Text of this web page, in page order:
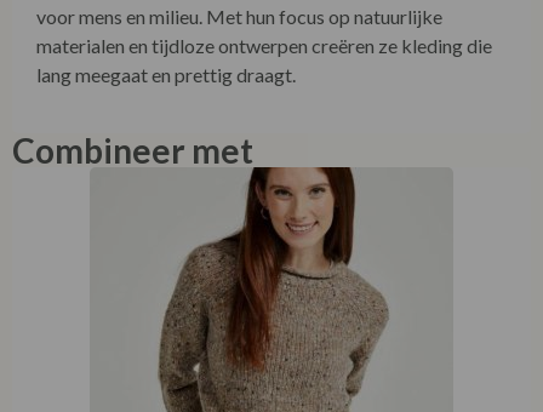
voor mens en milieu. Met hun focus op natuurlijke
materialen en tijdloze ontwerpen creëren ze kleding die
lang meegaat en prettig draagt.
Combineer met